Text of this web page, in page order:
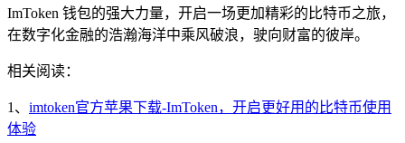
ImToken 钱包的强大力量，开启一场更加精彩的比特币之旅，
在数字化金融的浩瀚海洋中乘风破浪，驶向财富的彼岸。
相关阅读：
1、 imtoken官方苹果下载-ImToken，开启更好用的比特币使用
体验